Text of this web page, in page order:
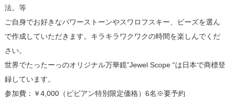
法。等
ご自身でお好きなパワーストーンやスワロフスキー、ビーズを選ん
で作成していただきます。キラキラワクワクの時間を楽しんでくだ
さい。
世界でたったーっのオリジナル万華鏡”Jewel Scope “は日本で商標登
録しています。
参加費：￥4,000（ビビアン特別限定価格）6名※要予約